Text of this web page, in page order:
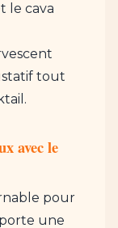
le cava
tout
avec le
pour
une